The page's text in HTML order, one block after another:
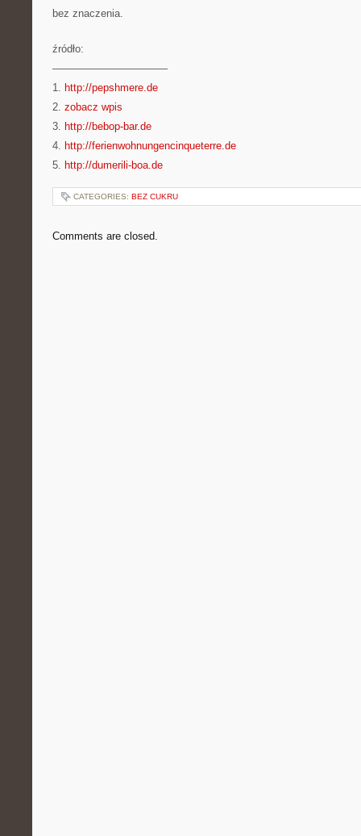
bez znaczenia.
źródło:
———————————
1. http://pepshmere.de
2. zobacz wpis
3. http://bebop-bar.de
4. http://ferienwohnungencinqueterre.de
5. http://dumerili-boa.de
CATEGORIES: BEZ CUKRU
Comments are closed.